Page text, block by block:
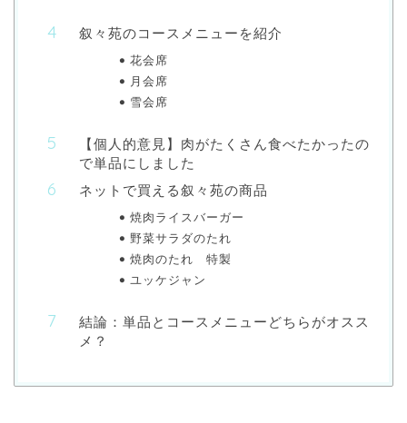
叙々苑のコースメニューを紹介
花会席
月会席
雪会席
【個人的意見】肉がたくさん食べたかったの
で単品にしました
ネットで買える叙々苑の商品
焼肉ライスバーガー
野菜サラダのたれ
焼肉のたれ 特製
ユッケジャン
結論：単品とコースメニューどちらがオスス
メ？